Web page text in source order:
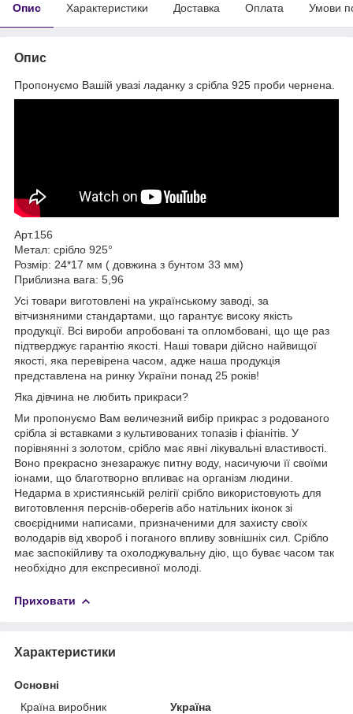
Опис Характеристики Доставка Оплата Умови
Опис
Пропонуємо Вашій увазі ладанку з срібла 925 проби чернена.
Арт.156
Метал: срібло 925°
Розмір: 24*17 мм ( довжина з бунтом 33 мм)
Приблизна вага: 5,96
Усі товари виготовлені на українському заводі, за
вітчизняними стандартами, що гарантує високу якість
продукції. Всі вироби апробовані та опломбовані, що ще раз
підтверджує гарантію якості. Наші товари дійсно найвищої
якості, яка перевірена часом, адже наша продукція
представлена на ринку України понад 25 років!
Яка дівчина не любить прикраси?
Ми пропонуємо Вам величезний вибір прикрас з родованого
срібла зі вставками з культивованих топазів і фіанітів. У
порівнянні з золотом, срібло має явні лікувальні властивості.
Воно прекрасно знезаражує питну воду, насичуючи її своїми
іонами, що благотворно впливає на організм людини.
Недарма в християнській релігії срібло використовують для
виготовлення перснів-оберегів або натільних іконок зі
своєрідними написами, призначеними для захисту своїх
володарів від хвороб і поганого впливу зовнішніх сил. Срібло
має заспокійливу та охолоджувальну дію, що буває часом так
необхідно для експресивної молоді.
Приховати
Характеристики
Основні
Країна виробник
Україна